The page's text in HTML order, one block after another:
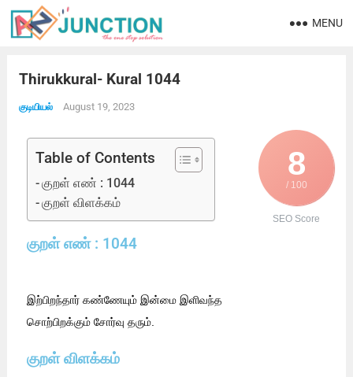
MENU
Thirukkural- Kural 1044
குடியியல் August 19, 2023
8
/ 100
SEO Score
Table of Contents
குறள் எண் : 1044
குறள் விளக்கம்
குறள் எண் : 1044
இற்பிறந்தார் கண்ணேயும் இன்மை இளிவந்த
சொற்பிறக்கும் சோர்வு தரும்.
குறள் விளக்கம்